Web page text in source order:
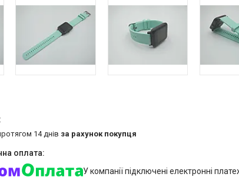
14 днів за рахунок покупця
У компанії підключені електронні